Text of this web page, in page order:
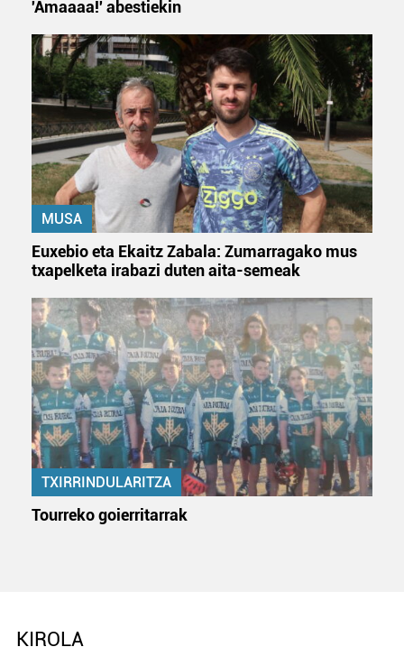
'Amaaaa!' abestiekin
MUSA
Euxebio eta Ekaitz Zabala: Zumarragako mus
txapelketa irabazi duten aita-semeak
TXIRRINDULARITZA
Tourreko goierritarrak
KIROLA